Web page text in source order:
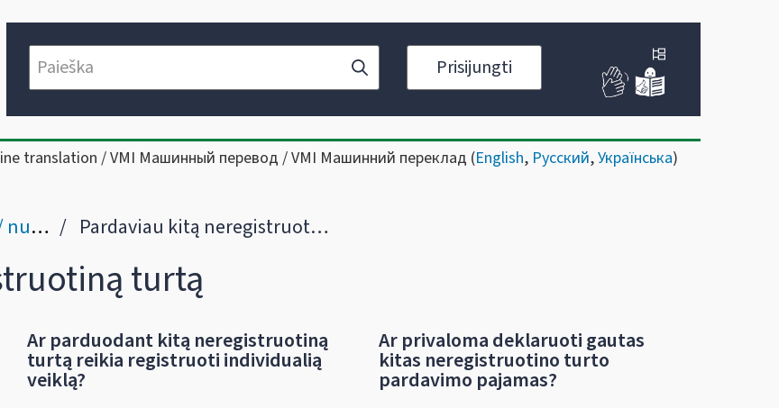
Prisijungti
translation / VMI Машинный перевод / VMI Машинний переклад (English, Русский,Українська)
Pardaviau kitą neregistruotiną turtą
turtą
Ar parduodant kitą neregistruotiną
turtą reikia registruoti individualią
veiklą?
Ar privaloma deklaruoti gautas
kitas neregistruotino turto
pardavimo pajamas?